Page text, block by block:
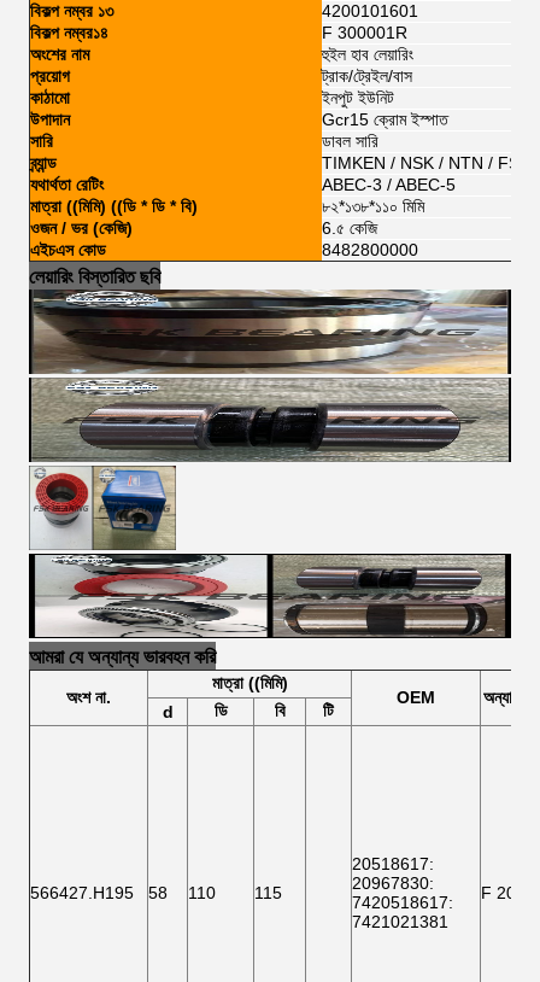
বিকল্প নম্বর ১৩
4200101601
বিকল্প নম্বর১৪
F 300001R
অংশের নাম
হুইল হাব লেয়ারিং
প্রয়োগ
ট্রাক/ট্রেইল/বাস
কাঠামো
ইনপুট ইউনিট
উপাদান
Gcr15 ক্রোম ইস্পাত
সারি
ডাবল সারি
ব্র্যান্ড
TIMKEN / NSK / NTN /
যথার্থতা রেটিং
ABEC-3 / ABEC-5
মাত্রা ((মিমি) ((ডি * ডি * বি)
৮২*১৩৮*১১০ মিমি
ওজন / ভর (কেজি)
6.৫ কেজি
এইচএস কোড
8482800000
লেয়ারিং বিস্তারিত ছবি
আমরা যে অন্যান্য ভারবহন করি
অংশ না.
মাত্রা ((মিমি)
OEM অন্যান্য
d ডি বি টি
566427.H195 58 110 115
20518617:
20967830:
7420518617:
7421021381
F